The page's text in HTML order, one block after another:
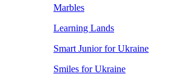
Marbles
Learning Lands
Smart Junior for Ukraine
Smiles for Ukraine